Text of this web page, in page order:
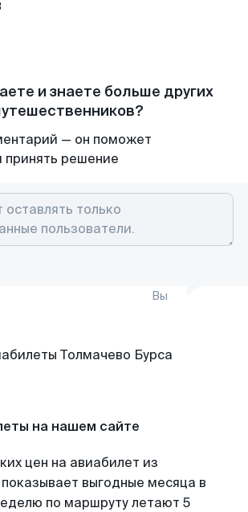
и знаете больше других
— он поможет
принять решение
Вы
на нашем сайте
цен на авиабилет из
выгодные месяца в
по маршруту летают 5